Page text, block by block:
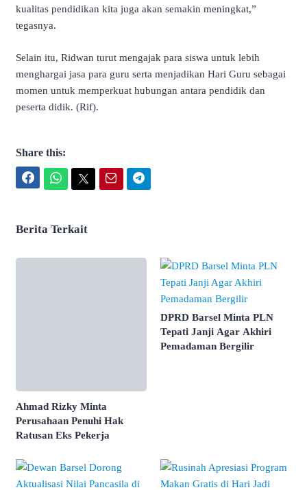
kualitas pendidikan kita juga akan semakin meningkat,”
tegasnya.
Selain itu, Ridwan turut mengajak para siswa untuk lebih
menghargai jasa para guru serta menjadikan Hari Guru sebagai
momen untuk memperkuat hubungan antara pendidik dan
peserta didik. (Rif).
Share this:
Berita Terkait
Ahmad Rizky Minta
Perusahaan Penuhi Hak
Ratusan Eks Pekerja
DPRD Barsel Minta PLN
Tepati Janji Agar Akhiri
Pemadaman Bergilir